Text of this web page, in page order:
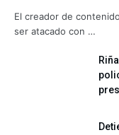
El creador de
ser atacado con …